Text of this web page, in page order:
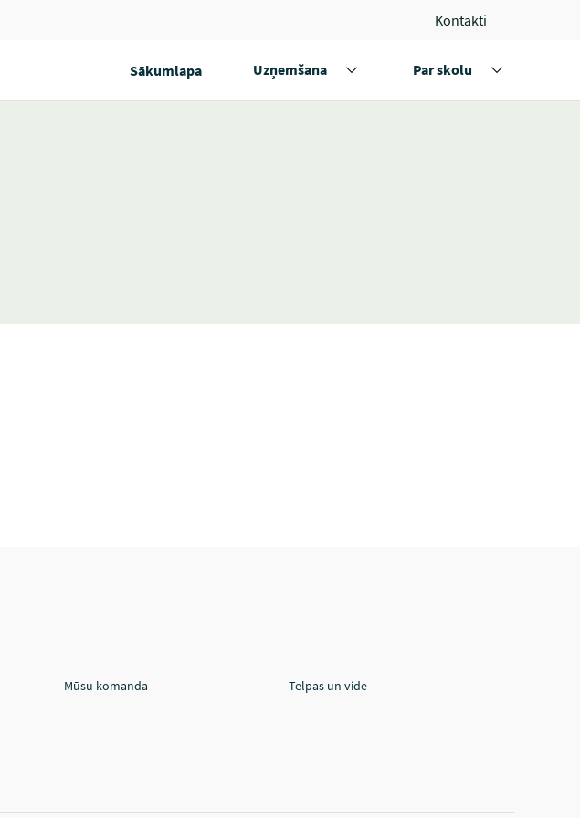
Kontakti
Sākumlapa Uzņemšana Par skolu
Mūsu komanda Telpas un vide